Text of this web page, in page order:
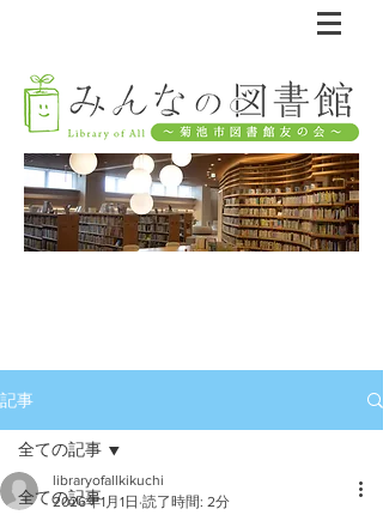
記事
全ての記事
全ての記事
libraryofallkikuchi
2026年1月1日 読了時間: 2分